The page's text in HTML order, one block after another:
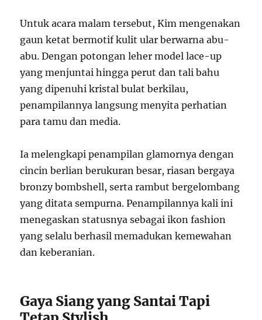
Untuk acara malam tersebut, Kim mengenakan
gaun ketat bermotif kulit ular berwarna abu-
abu. Dengan potongan leher model lace-up
yang menjuntai hingga perut dan tali bahu
yang dipenuhi kristal bulat berkilau,
penampilannya langsung menyita perhatian
para tamu dan media.
Ia melengkapi penampilan glamornya dengan
cincin berlian berukuran besar, riasan bergaya
bronzy bombshell, serta rambut bergelombang
yang ditata sempurna. Penampilannya kali ini
menegaskan statusnya sebagai ikon fashion
yang selalu berhasil memadukan kemewahan
dan keberanian.
Gaya Siang yang Santai Tapi